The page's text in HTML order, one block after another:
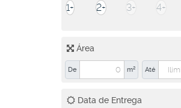
Borba Gato (1)
1+ 2+ 3+ 4+
Área
De m² Até
Data de Entrega